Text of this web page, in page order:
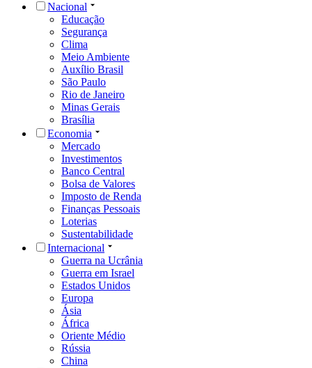
Nacional
Educação
Segurança
Clima
Meio Ambiente
Auxílio Brasil
São Paulo
Rio de Janeiro
Minas Gerais
Brasília
Economia
Mercado
Investimentos
Banco Central
Bolsa de Valores
Imposto de Renda
Finanças Pessoais
Loterias
Sustentabilidade
Internacional
Guerra na Ucrânia
Guerra em Israel
Estados Unidos
Europa
Ásia
África
Oriente Médio
Rússia
China